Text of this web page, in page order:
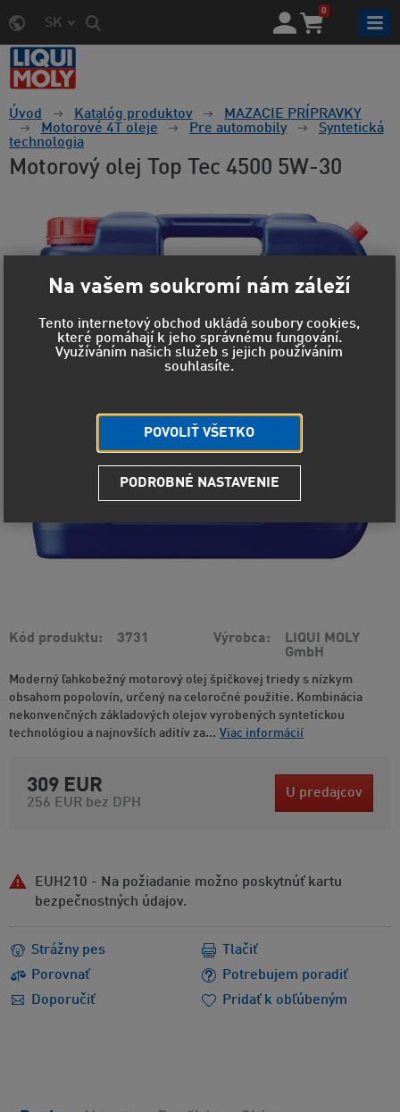
SK
0
Úvod Katalóg produktov
MAZACIE PRÍPRAVKY
Motorové 4T oleje
Pre automobily
Syntetická
technologia
Motorový olej Top Tec 4500 5W-30
Kód produktu 3731 Výrobca
LIQUI MOLY
GmbH
Moderný ľahkobežný motorový olej špičkovej triedy s nízkym
obsahom popolovín, určený na celoročné použitie. Kombinácia
nekonvenčných základových olejov vyrobených syntetickou
technológiou a najnovších aditív za... Viac informácií
309 EUR
256 EUR bez DPH
U predajcov
EUH210 - Na požiadanie možno poskytnúť kartu
bezpečnostných údajov.
Strážny pes
Porovnať
Potrebujem poradiť
Doporučiť
Tlačiť
Pridať k obľúbeným
Na vašem soukromí nám záleží
Tento internetový obchod ukládá soubory cookies,
které pomáhají k jeho správnému fungování.
Využíváním našich služeb s jejich používáním
souhlasíte.
POVOLIŤ VŠETKO
PODROBNÉ NASTAVENIE